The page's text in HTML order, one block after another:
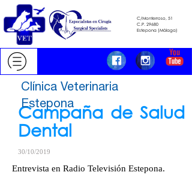
C/Monterroso, 51
C.P. 29680
​​​​​​​Estepona (Málaga)
Campaña de Salud
Dental
30/10/2019
Entrevista en Radio Televisión Estepona.
Clínica Veterinaria
Estepona